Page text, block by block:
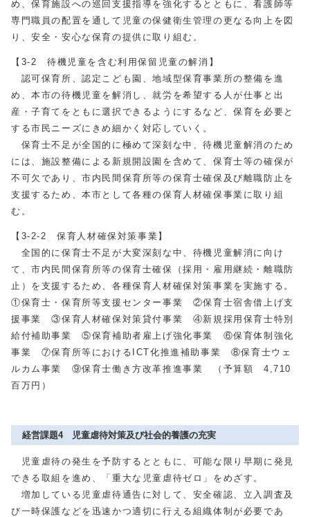
め、保育施設への巡回支援指導を強化するとともに、看護師等
専門職員の配置を通して児童の保健衛生管理の更なる向上を図
り、安全・安心な保育の提供に取り組む。
【3-2 待機児童を含む利用保留児童の解消】
認可保育所、認定こども園、地域型保育事業所の整備を進
め、本市の待機児童を解消し、就労を希望する人が仕事と出
産・子育てをともに選択できるようにするなど、保育を必要と
する市民ニーズにきめ細かく対応していく。
保育士不足が全国的に極めて深刻な中、待機児童解消のため
には、施設整備による新規開設園を含めて、保育士等の確保が
不可欠であり、市内民間保育所等の保育士確保及び離職防止を
支援するため、本市として各種の保育人材確保事業に取り組
む。
【3-2-2 保育人材確保対策事業】
全国的に保育士不足が大変深刻な中、待機児童解消に向け
て、市内民間保育所等の保育士確保（採用・雇用継続・離職防
止）を支援するため、各種保育人材確保対策事業を実施する。
①保育士・保育所等支援センター事業 ②保育士宿舎借上げ支
援事業 ③保育人材確保対策貸付事業 ④新規採用保育士特別
給付補助事業 ⑤保育補助者雇上げ強化事業 ⑥保育体制強化
事業 ⑦保育所等におけるICT化推進補助事業 ⑧保育士ウェ
ルカム事業 ⑨保育士働き方改革推進事業 （予算額 4,710
百万円）
経営課題4 児童虐待対策及び社会的養護の充実
児童虐待の発生を予防するとともに、可能な限り早期に発見
できる取組を進め、「重大な児童虐待ゼロ」をめざす。
増加している児童虐待通告に対して、安全確認、立入調査及
び一時保護などを迅速かつ適切に行える組織体制が必要であ